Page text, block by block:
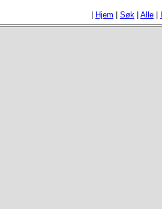
Hjem Søk Alle